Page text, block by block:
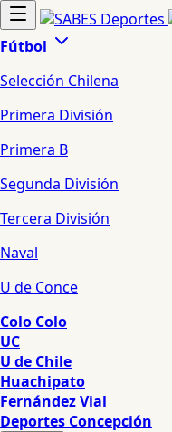
Fútbol
Selección Chilena
Primera División
Primera B
Segunda División
Tercera División
Naval
U de Conce
Colo Colo
UC
U de Chile
Huachipato
Fernández Vial
Deportes Concepción